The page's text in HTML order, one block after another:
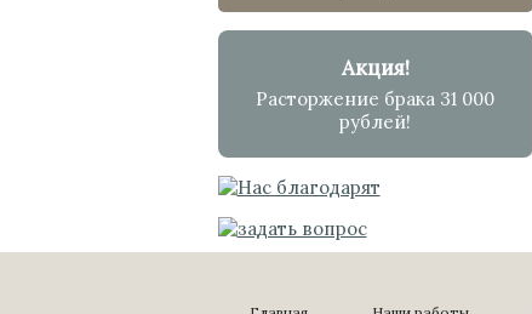
Акция!
Расторжение брака 31 000
рублей!